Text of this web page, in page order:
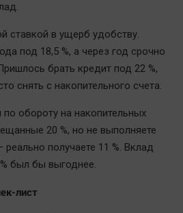
ставкой в ущерб удобству.
под 18,5 %, а через год срочно
брать кредит под 22 %,
снять с накопительного счета.
по обороту на накопительных
20 %, но не выполняете
получаете 11 %. Вклад
был бы выгоднее.
лист